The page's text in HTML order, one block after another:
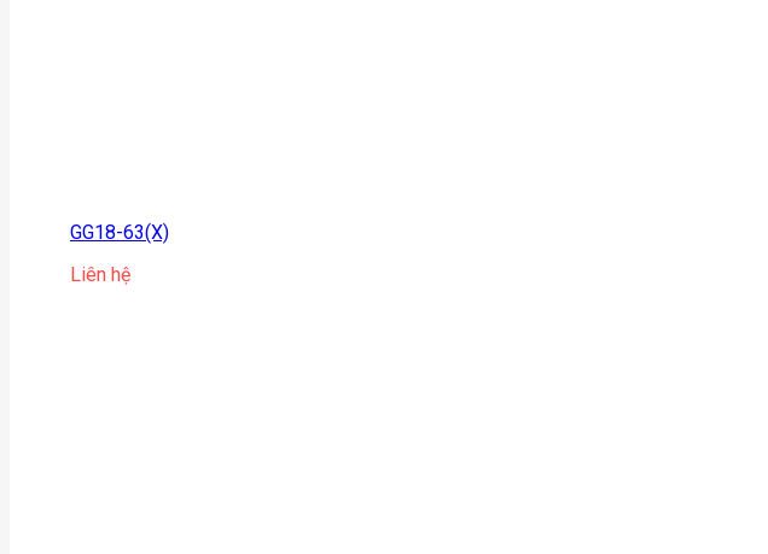
GG18-63(X)
Liên hệ